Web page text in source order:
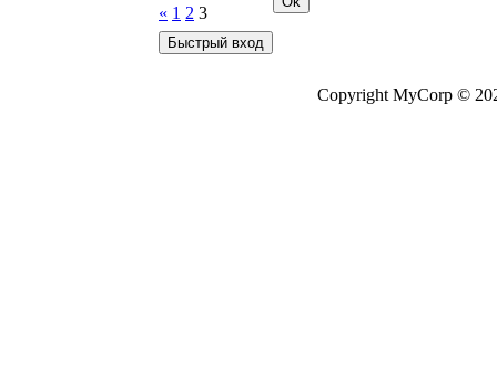
« 1 2 3
Copyright MyCorp ©